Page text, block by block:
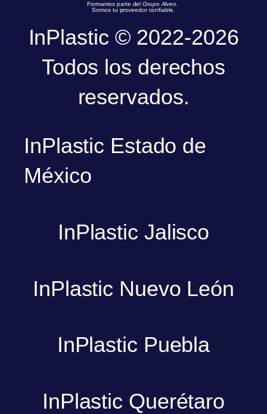
Formamos parte delGrupo Alveo
Somos tu proveedor confiable.
InPlastic © 2022-2026
Todos los derechos
reservados.
InPlastic Estado de
México
InPlastic Jalisco
InPlastic Nuevo León
InPlastic Puebla
InPlastic Querétaro